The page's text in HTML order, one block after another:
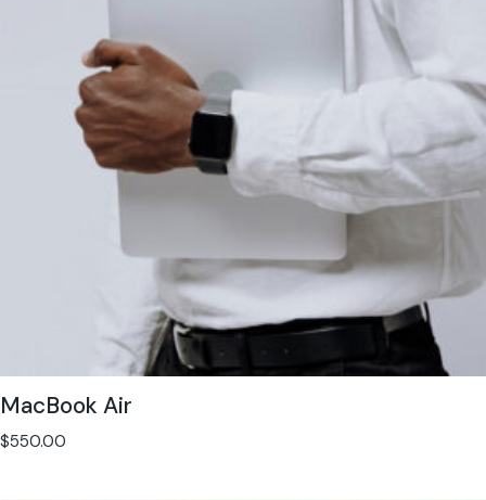
MacBook Air
$550.00